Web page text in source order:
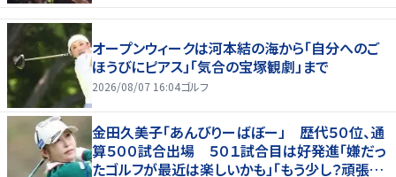
オープンウィークは河本結の海から「自分へのご
ほうびにピアス」「気合の宝塚観劇」まで
2026/08/07 16:04ゴルフ
金田久美子「あんびりーばぼー」 歴代５０位、通
算５００試合出場 ５０１試合目は好発進「嫌だっ
たゴルフが最近は楽しいかも」「もう少し？頑張り